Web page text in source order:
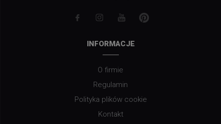
INFORMACJE
O firmie
Regulamin
Polityka plików cookie
Kontakt